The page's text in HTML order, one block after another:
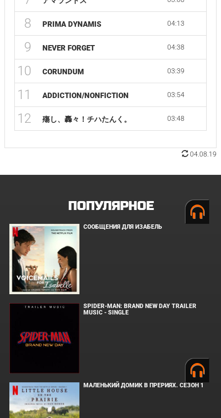
8 PRIMA DYNAMIS 04:13
9 NEVER FORGET 04:38
10 CORUNDUM 03:39
11 ADDICTION/NONFICTION 03:54
12 殤し、轟々！チハたんく。 03:48
04.08.19
ПОПУЛЯРНОЕ
СООБЩЕНИЯ ДЛЯ ИЗАБЕЛЬ
SPIDER-MAN: BRAND NEW DAY TRAILER
MUSIC - SINGLE
МАЛЕНЬКИЙ ДОМИК В ПРЕРИЯХ. СЕЗОН 1